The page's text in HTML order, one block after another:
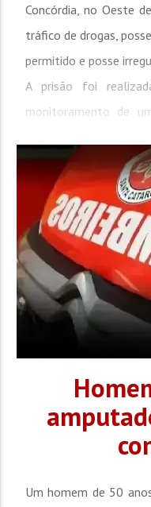
Concórdia, no Oeste
tráfico de drogas,
permitido e posse
A prisão foi
monitoramento de
encontraram uma
Um homem de 50